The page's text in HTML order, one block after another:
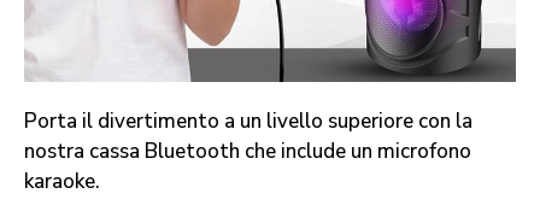
Porta il divertimento a un livello superiore con la
nostra cassa Bluetooth che include un microfono
karaoke.